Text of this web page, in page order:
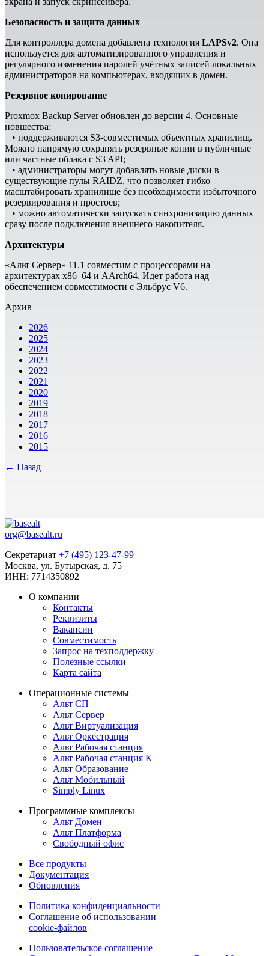
Безопасность и защита данных
Для контроллера домена добавлена технология LAPSv2. Она
используется для автоматизированного управления и
регулярного изменения паролей учётных записей локальных
администраторов на компьютерах, входящих в домен.
Резервное копирование
Proxmox Backup Server обновлен до версии 4. Основные
новшества:
• поддерживаются S3-совместимых объектных хранилищ.
Можно напрямую сохранять резервные копии в публичные
или частные облака с S3 API;
• администраторы могут добавлять новые диски в
существующие пулы RAIDZ, что позволяет гибко
масштабировать хранилище без необходимости избыточного
резервирования и простоев;
• можно автоматически запускать синхронизацию данных
сразу после подключения внешнего накопителя.
Архитектуры
«Альт Сервер» 11.1 совместим с процессорами на
архитектурах x86_64 и AArch64. Идет работа над
обеспечением совместимости с Эльбрус V6.
Архив
2026
2025
2024
2023
2022
2021
2020
2019
2018
2017
2016
2015
← Назад
org@basealt.ru
Секретариат +7 (495) 123-47-99
Москва, ул. Бутырская, д. 75
ИНН: 7714350892
О компании
Контакты
Реквизиты
Вакансии
Совместимость
Запрос на техподдержку
Полезные ссылки
Карта сайта
Операционные системы
Альт СП
Альт Сервер
Альт Виртуализация
Альт Оркестрация
Альт Рабочая станция
Альт Рабочая станция К
Альт Образование
Альт Мобильный
Simply Linux
Программные комплексы
Альт Домен
Альт Платформа
Свободный офис
Все продукты
Документация
Обновления
Политика конфиденциальности
Соглашение об использовании
cookie-файлов
Пользовательское соглашение